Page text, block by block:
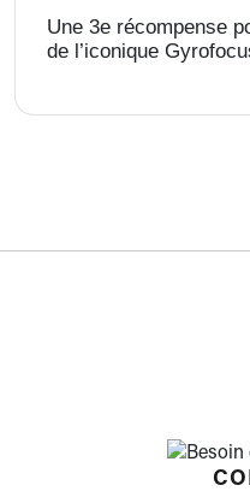
Une 3e récompense
de l’iconique